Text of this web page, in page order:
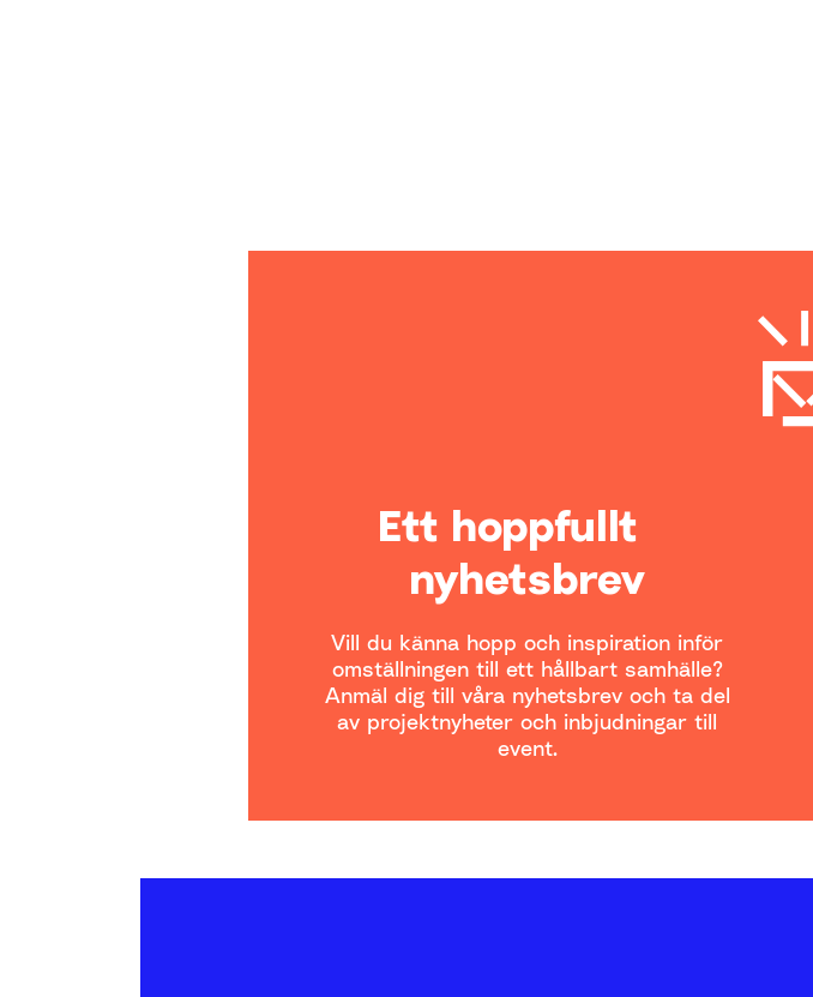
Ett hoppfullt
nyhetsbrev
Vill du känna hopp och inspiration inför
omställningen till ett hållbart samhälle?
Anmäl dig till våra nyhetsbrev och ta del
av projektnyheter och inbjudningar till
event.